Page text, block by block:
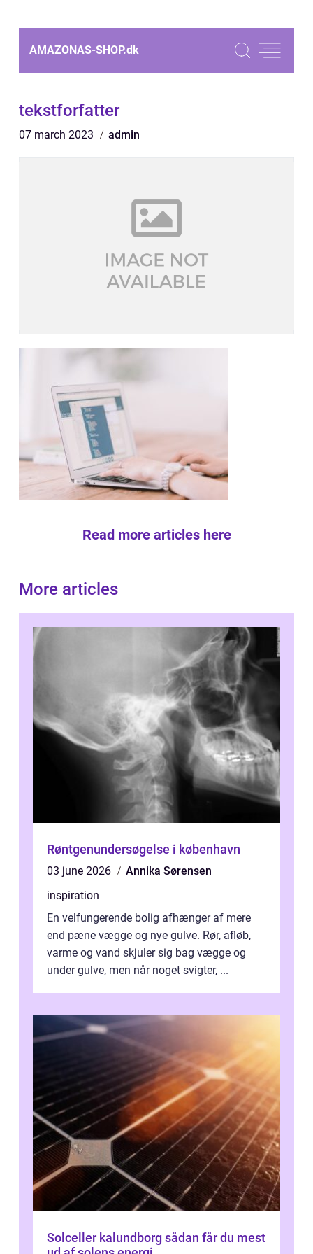
AMAZONAS-SHOP.dk
tekstforfatter
07 march 2023 admin
Read more articles here
More articles
Røntgenundersøgelse i københavn
03 june 2026
Annika Sørensen
inspiration
En velfungerende bolig afhænger af mere
end pæne vægge og nye gulve. Rør, afløb,
varme og vand skjuler sig bag vægge og
under gulve, men når noget svigter, ...
Solceller kalundborg sådan får du mest